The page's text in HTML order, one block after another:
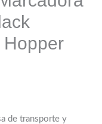
Hopper
de transporte y